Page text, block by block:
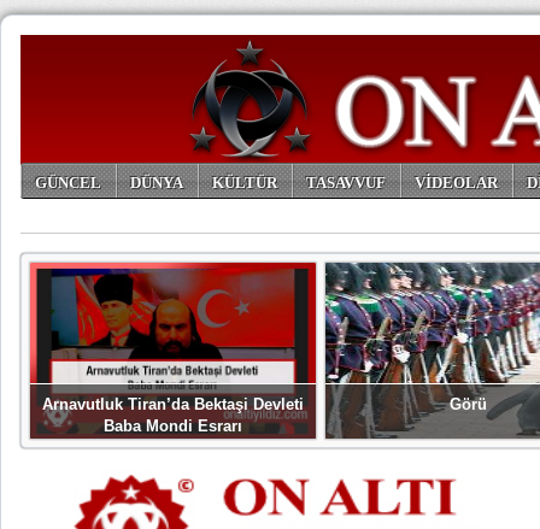
GÜNCEL DÜNYA KÜLTÜR TASAVVUF VİDEOLAR
Arnavutluk Tiran’da Bektaşi Devleti
Baba Mondi Esrarı
Görü